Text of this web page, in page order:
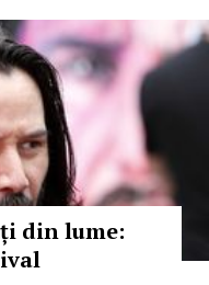
din lume: